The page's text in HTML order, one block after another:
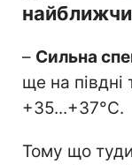
– Сильна
ще на
+35...+37°С.
Тому що